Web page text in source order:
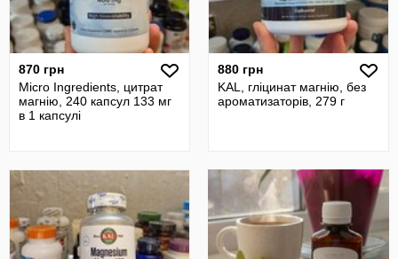
870 грн
Micro Ingredients, цитрат
магнію, 240 капсул 133 мг
в 1 капсулі
880 грн
KAL, гліцинат магнію, без
ароматизаторів, 279 г